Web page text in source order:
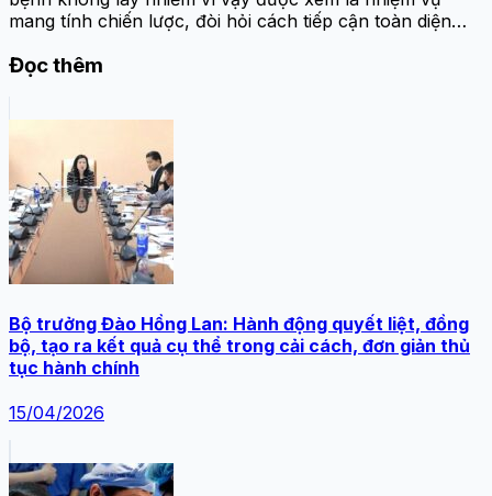
mang tính chiến lược, đòi hỏi cách tiếp cận toàn diện…
Đọc thêm
Bộ trưởng Đào Hồng Lan: Hành động quyết liệt, đồng
bộ, tạo ra kết quả cụ thể trong cải cách, đơn giản thủ
tục hành chính
15/04/2026